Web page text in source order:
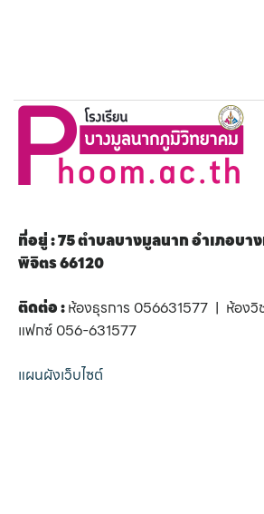
ที่อยู่ : 75 ตำบลบางมูลนาก อำเภอบา
พิจิตร 66120
ติดต่อ :ห้องธุรการ 056631577 | ห้องวิ
แฟกซ์ 056-631577
แผนผังเว็บไซต์